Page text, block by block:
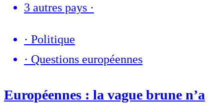
3 autres pays ·
· Politique
· Questions européennes
Européennes : la vague brune n’a